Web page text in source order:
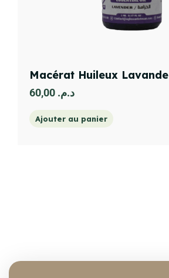
Macérat Huileux Lavande
د.م.
Ajouter au panier